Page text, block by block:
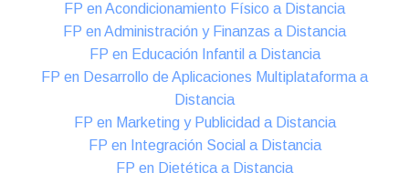
FP en Acondicionamiento Físico a Distancia
FP en Administración y Finanzas a Distancia
FP en Educación Infantil a Distancia
FP en Desarrollo de Aplicaciones Multiplataforma a
Distancia
FP en Marketing y Publicidad a Distancia
FP en Integración Social a Distancia
FP en Dietética a Distancia